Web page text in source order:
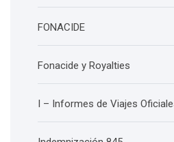
FONACIDE
Fonacide y Royalties
I – Informes de Viajes